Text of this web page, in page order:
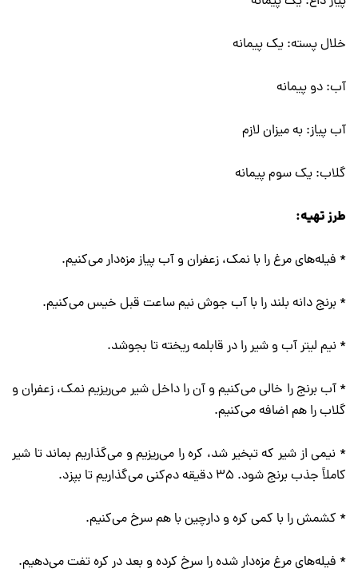
خلال پسته: یک پیمانه
آب: دو پیمانه
آب پیاز: به میزان لازم
گلاب: یک سوم پیمانه
طرز تهیه:
* فیله‌های مرغ را با نمک، زعفران و آب پیاز مزه‌دار می‌کنیم.
* برنج دانه بلند را با آب جوش نیم ساعت قبل خیس می‌کنیم.
* نیم لیتر آب و شیر را در قابلمه ریخته تا بجوشد.
* آب برنج را خالی می‌کنیم و آن را داخل شیر می‌ریزیم نمک، زعفران و
گلاب را هم اضافه می‌کنیم.
* نیمی از شیر که تبخیر شد، کره را می‌ریزیم و می‌گذاریم بماند تا شیر
کاملاً جذب برنج شود. 35 دقیقه دم‌کنی می‌گذاریم تا بپزد.
* کشمش را با کمی کره و دارچین با هم سرخ می‌کنیم.
* فیله‌های مرغ مزه‌دار شده را سرخ کرده و بعد در کره تفت می‌دهیم.